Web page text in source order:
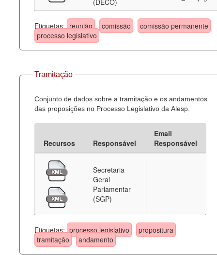
Etiquetas: reunião comissão
comissão permanente
processo legislativo
Tramitação
Conjunto de dados sobre a tramitação e os andamentos
das proposições no Processo Legislativo da Alesp.
Recursos Responsável
Email
Responsável
Secretaria
Geral
Parlamentar
(SGP)
Etiquetas: processo legislativo
propositura
tramitação
andamento